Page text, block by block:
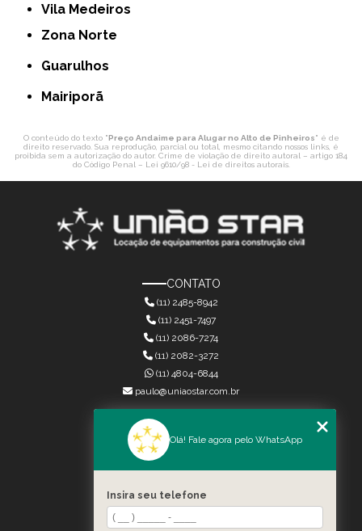
Vila Medeiros
Zona Norte
Guarulhos
Mairiporã
O conteúdo do texto "Preço Andaime para Alugar no Alto de Pinheiros" é de
direito reservado. Sua reprodução, parcial ou total, mesmo citando nossos links, é
proibida sem a autorização do autor. Crime de violação de direito autoral – artigo 184
do Código Penal – Lei 9610/98 - Lei de direitos autorais.
CONTATO
(11) 2485-8942
(11) 2451-7497
(11) 2086-7274
(11) 4804-6844
(11) 2082-3272
paulo@uniaostar.com.br
MENU
QUEM SOMOS
CONTATO
CATEGORIAS
Olá! Fale agora pelo WhatsApp
Insira seu telefone